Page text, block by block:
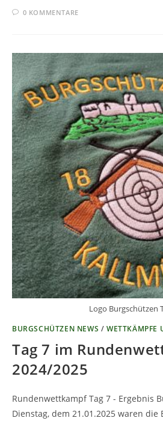
0 KOMMENTARE
Logo Burgschützen
BURGSCHÜTZEN NEWS /WETTKÄMPFE
Tag 7 im
2024/2025
Rundenwettkampf Tag 7 - Ergebnis
Dienstag, dem 21.01.2025 waren die